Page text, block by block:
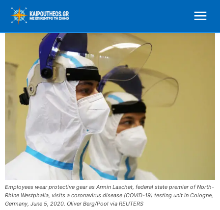
Employees wear protective gear as Armin Laschet, federal state premier of North-
Rhine Westphalia, visits a coronavirus disease (COVID-19) testing unit in Cologne,
Germany, June 5, 2020. Oliver Berg/Pool via REUTERS